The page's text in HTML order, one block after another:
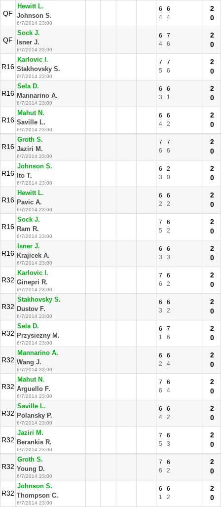
QF
Hewitt L.
Johnson S.
6/7/2014 23:00
6
6
4
4
2
0
QF
Sock J.
Isner J.
6/7/2014 23:00
6
7
4
6
2
0
R16
Karlovic I.
Stakhovsky S.
6/7/2014 23:00
7
7
5
6
2
0
R16
Sela D.
Mannarino A.
6/7/2014 23:00
6
6
3
1
2
0
R16
Mahut N.
Saville L.
6/7/2014 23:00
6
6
4
2
2
0
R16
Groth S.
Jaziri M.
6/7/2014 23:00
7
7
6
6
2
0
R16
Johnson S.
Ito T.
6/7/2014 23:00
6
2
3
0
2
0
R16
Hewitt L.
Pavic A.
6/7/2014 23:00
6
6
2
2
2
0
R16
Sock J.
Ram R.
6/7/2014 23:00
7
6
5
2
2
0
R16
Isner J.
Krajicek A.
6/7/2014 23:00
6
6
3
3
2
0
R32
Karlovic I.
Ginepri R.
6/7/2014 23:00
7
6
6
2
2
0
R32
Stakhovsky S.
Dustov F.
6/7/2014 23:00
6
6
3
2
2
0
R32
Sela D.
Przysiezny M.
6/7/2014 23:00
6
7
1
6
2
0
R32
Mannarino A.
Wang J.
6/7/2014 23:00
6
6
2
4
2
0
R32
Mahut N.
Arguello F.
6/7/2014 23:00
7
6
6
4
2
0
R32
Saville L.
Polansky P.
6/7/2014 23:00
6
6
4
2
2
0
R32
Jaziri M.
Berankis R.
6/7/2014 23:00
7
6
5
3
2
0
R32
Groth S.
Young D.
6/7/2014 23:00
7
6
6
2
2
0
R32
Johnson S.
Thompson C.
6/7/2014 23:00
6
6
1
2
2
0